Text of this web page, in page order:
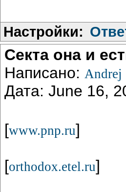
Настройки:
Секта она и
Написано: Andrej
Дата: June 16,
[www.pnp.ru]
[orthodox.etel.ru]